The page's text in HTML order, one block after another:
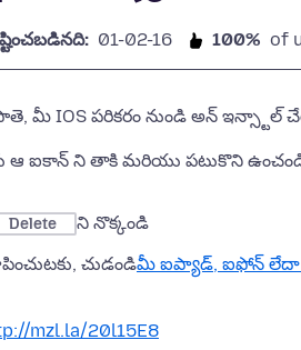
01-02-16 100% of
మీ IOS పరికరం నుండి అన్
ఆ ఐకాన్ ని తాకి మరియు పటుకొని
Delete
ని నొక్కండి
చుడండిమీ ఐప్యాడ్, ఐఫోన్ లేదా
mzl.la/20l15E8